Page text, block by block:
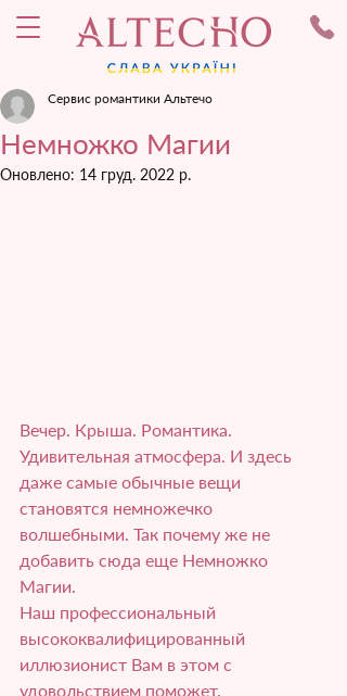
Немножко Магии
Сервис романтики Альтечо
Оновлено: 14 груд. 2022 р.
Вечер. Крыша. Романтика.
Удивительная атмосфера. И здесь
даже самые обычные вещи
становятся немножечко
волшебными. Так почему же не
добавить сюда еще Немножко
Магии.
Наш профессиональный
высококвалифицированный
иллюзионист Вам в этом с
удовольствием поможет.